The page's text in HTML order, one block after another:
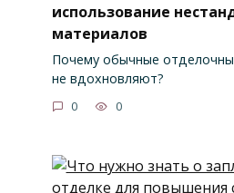
использование
материалов
Почему обычные
не вдохновляют?
0 0